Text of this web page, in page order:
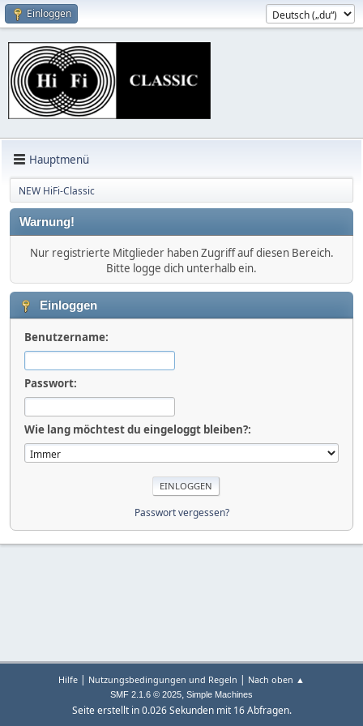
Einloggen
Hauptmenü
NEW HiFi-Classic
Warnung!
Nur registrierte Mitglieder haben Zugriff auf diesen Bereich.
Bitte logge dich unterhalb ein.
Einloggen
Benutzername:
Passwort:
Wie lang möchtest du eingeloggt bleiben?:
Passwort vergessen?
Hilfe | Nutzungsbedingungen und Regeln | Nach oben ▲
SMF 2.1.6 © 2025, Simple Machines
Seite erstellt in 0.026 Sekunden mit 16 Abfragen.